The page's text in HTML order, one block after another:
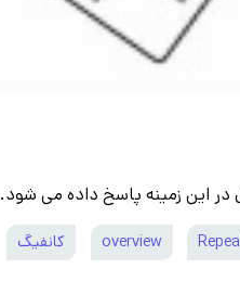
در این زمینه پاسخ داده می شود.
overview کانفیگ